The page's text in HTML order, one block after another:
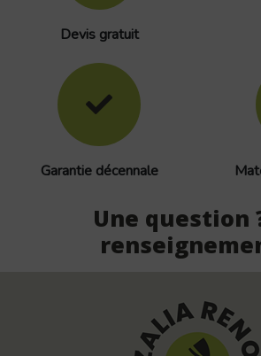
Devis gratuit
Garantie décennale
Une question